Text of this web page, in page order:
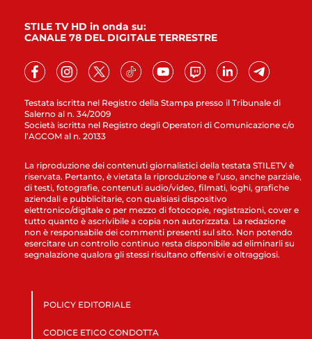
Testata iscritta nel Registro della Stampa presso il Tribunale di
Salerno al n. 34/2009
Società iscritta nel Registro degli Operatori di Comunicazione c/o
l’AGCOM al n. 20133
STILE TV HD in onda su:
CANALE 78 DEL DIGITALE TERRESTRE
La riproduzione dei contenuti giornalistici della testata STILETV è
riservata. Pertanto, è vietata la riproduzione e l’uso, anche parziale,
di testi, fotografie, contenuti audio/video, filmati, loghi, grafiche
aziendali e pubblicitarie, con qualsiasi dispositivo
elettronico/digitale o per mezzo di fotocopie, registrazioni, cover e
tutto quanto è ascrivibile a copia non autorizzata. La redazione
non è responsabile dei commenti presenti sul sito. Non potendo
esercitare un controllo continuo resta disponibile ad eliminarli su
segnalazione qualora gli stessi risultano offensivi e oltraggiosi.
POLICY EDITORIALE
CODICE ETICO CONDOTTA